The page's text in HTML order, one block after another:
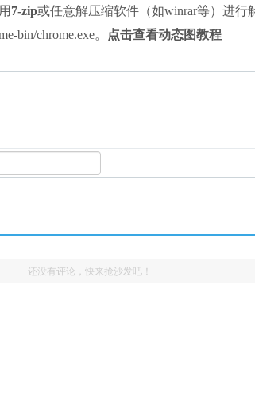
7-zip或任意解压缩软件（如winrar等）进行
bin/chrome.exe。
点击查看动态图教程
还没有评论，快来抢沙发吧！